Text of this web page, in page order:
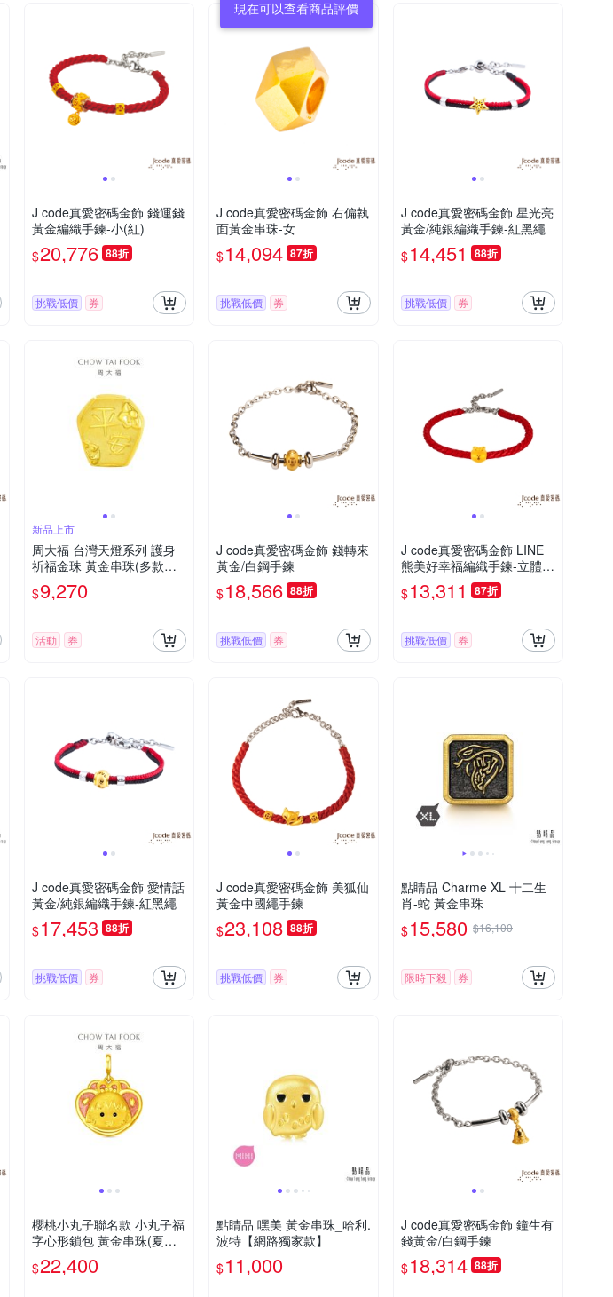
J code真愛密碼金飾 錢運錢
黃金編織手鍊-小(紅)
$20,776 88折
挑戰低價 券
J code真愛密碼金飾 右偏執
面黃金串珠-女
$14,094 87折
挑戰低價 券
J code真愛密碼金飾 星光亮
黃金/純銀編織手鍊-紅黑繩
$14,451 88折
挑戰低價 券
新品上市
周大福 台灣天燈系列 護身
祈福金珠 黃金串珠(多款可
選)
$9,270
活動 券
J code真愛密碼金飾 錢轉來
黃金/白鋼手鍊
$18,566 88折
挑戰低價 券
J code真愛密碼金飾 LINE
熊美好幸福編織手鍊-立體硬
金款
$13,311 87折
挑戰低價 券
J code真愛密碼金飾 愛情話
黃金/純銀編織手鍊-紅黑繩
$17,453 88折
挑戰低價 券
J code真愛密碼金飾 美狐仙
黃金中國繩手鍊
$23,108 88折
挑戰低價 券
點睛品 Charme XL 十二生
肖-蛇 黃金串珠
$15,580 $16,100
限時下殺 券
櫻桃小丸子聯名款 小丸子福
字心形鎖包 黃金串珠(夏季
新品上市/網路限定款)
$22,400
點睛品 嘿美 黃金串珠_哈利.
波特【網路獨家款】
$11,000
J code真愛密碼金飾 鐘生有
錢黃金/白鋼手鍊
$18,314 88折